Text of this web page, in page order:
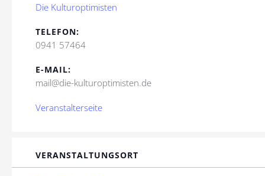
Die Kulturoptimisten
TELEFON:
0941 57464
E-MAIL:
mail@die-kulturoptimisten.de
Veranstalterseite
VERANSTALTUNGSORT